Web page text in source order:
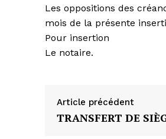
Les oppositions des
mois de la présente
Pour insertion
Le notaire.
Article précédent
TRANSFERT DE